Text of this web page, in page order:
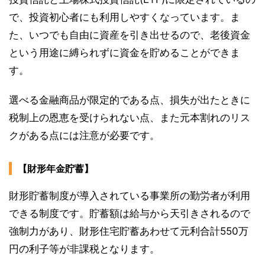
で、投資初心者にも利用しやすくなっています。ま
た、いつでも自由に資産を引き出せるので、老後資金
という用途に縛られずに資金を貯めることができま
す。
選べる金融商品が限定的である点、損失が出たときに
税制上の恩恵を受けられない点、また元本割れのリス
クがある点には注意が必要です。
【財形年金貯蓄】
財形貯蓄制度が導入されている事業所の勤労者が利用
できる制度です。貯蓄額は給与から天引きされるので
強制力があり、財形住宅貯蓄あわせて元利合計550万
円の利子等が非課税となります。